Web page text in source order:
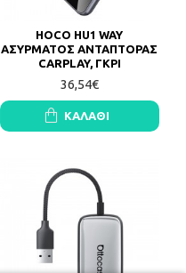
HOCO HU1 WAY
ΑΣΥΡΜΑΤΟΣ ΑΝΤΑΠΤΟΡΑΣ
CARPLAY, ΓΚΡΙ
36,54€
ΚΑΛΆΘΙ